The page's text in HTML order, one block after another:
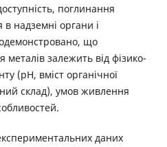
поглинання
надземні органи і
що
металів залежить від фізико-
(рН, вміст органічної
склад), умов живлення
даних